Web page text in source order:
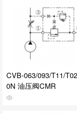
CVB-063/093/T11/
0N 油压阀CMR